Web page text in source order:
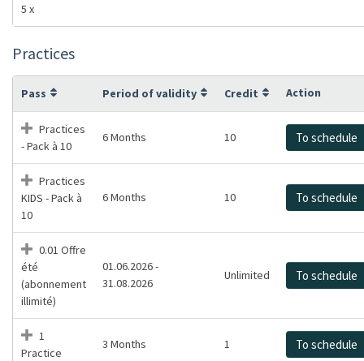
5 x
Practices
Pass Period of validity Credit Action
Practices
- Pack à 10
6 Months 10 To schedule
Practices
KIDS - Pack à
10
6 Months 10 To schedule
0.01 Offre
été
(abonnement
illimité)
01.06.2026 -
31.08.2026
Unlimited To schedule
1
Practice
3 Months 1 To schedule